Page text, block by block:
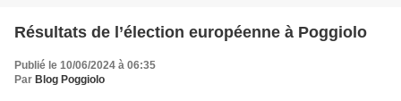
Résultats de l’élection européenne à Poggiolo
Publié le 10/06/2024 à 06:35
Par Blog Poggiolo